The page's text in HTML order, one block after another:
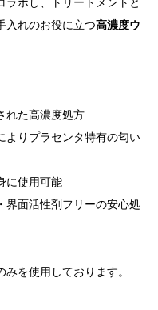
ラボし、トリートメントと
入れのお役に立つ高濃度ウ
れた高濃度処方
よりプラセンタ特有の匂い
に使用可能
界面活性剤フリーの安心処
を使用しております。